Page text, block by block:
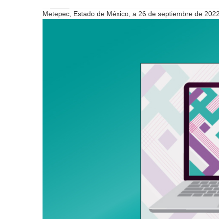
Metepec, Estado de México, a 26 de septiembre de